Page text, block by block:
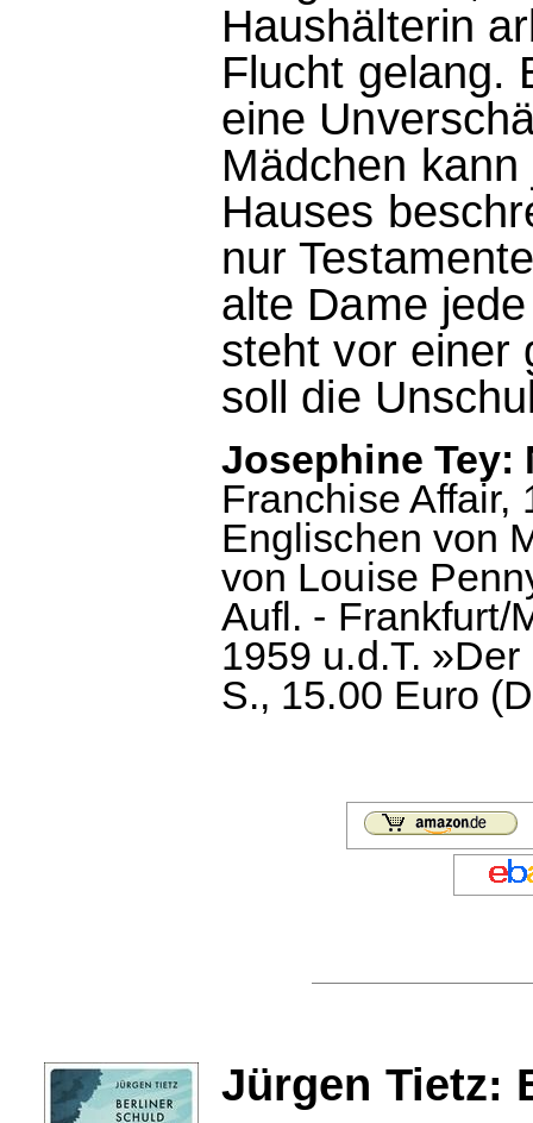
Haushälterin
Flucht gelang.
eine
Mädchen
Hauses
nur
alte Dame
steht vor einer
soll die
Josephine Tey:
Franchise Affair,
Englischen von
von Louise
Aufl. - Frankfurt/
1959 u.d.T.
S., 15.00 Euro
Jürgen Tietz: